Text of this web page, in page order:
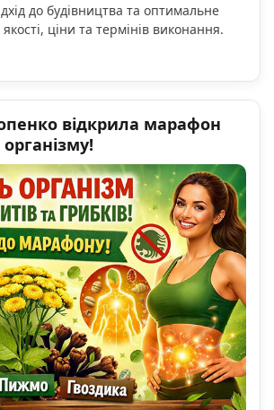
до будівництва та оптимальне
ціни та термінів виконання.
відкрила марафон